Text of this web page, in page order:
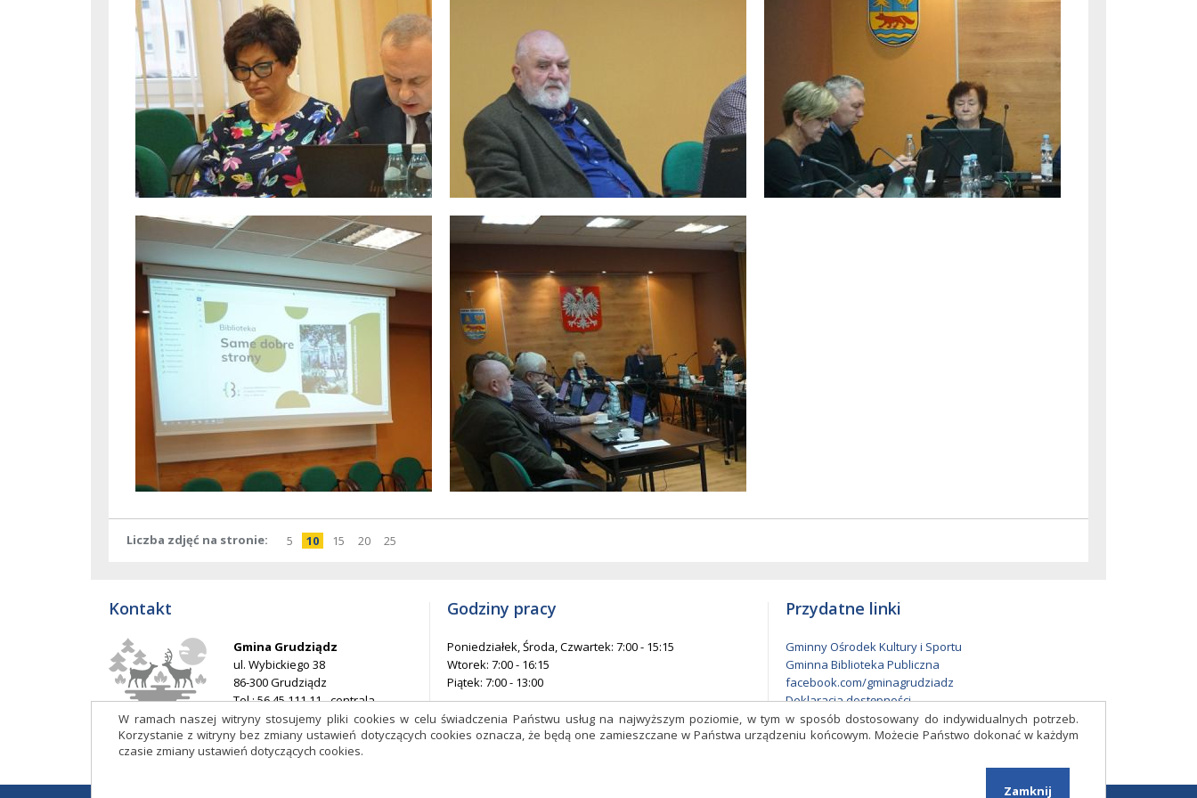
W ramach naszej witryny stosujemy pliki cookies w celu świadczenia Państwu usług na najwyższym poziomie, w tym w sposób dostosowany do indywidualnych potrzeb.
Korzystanie z witryny bez zmiany ustawień dotyczących cookies oznacza, że będą one zamieszczane w Państwa urządzeniu końcowym. Możecie Państwo dokonać w każdym
czasie zmiany ustawień dotyczących cookies.
Zamknij
Liczba zdjęć na stronie pokaż
5 elementów
na
pokaż
10 elementów
na
pokaż
15 elementów
pokaż
20 elementów
pokaż
25
Kontakt
Gmina Grudziądz
ul. Wybickiego 38
86-300 Grudziądz
Tel.: 56 45 111 11 - centrala
E-mail:ug@grudziadz.ug.gov.pl
Adres do e-Doręczeń: AE:PL-
53014-76188-HDIJB-32
Godziny pracy
Poniedziałek, Środa, Czwartek: 7:00 - 15:15
Wtorek: 7:00 - 16:15
Piątek: 7:00 - 13:00
Przydatne linki
Gminny Ośrodek Kultury i Sportu
Gminna Biblioteka Publiczna
facebook.com/gminagrudziadz
Deklaracja dostępności